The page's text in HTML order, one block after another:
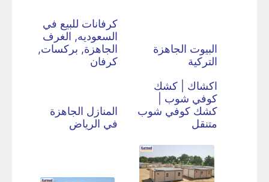
البيوت الجاهزة
التركية
كرفانات للبيع في
السعوديه, الغرف
الجاهزة, بركسات,
كرفان
اكشاك | كشك
كوفي شوب |
كشك كوفي شوب
متنقل
المنازل الجاهزة
في الرياض